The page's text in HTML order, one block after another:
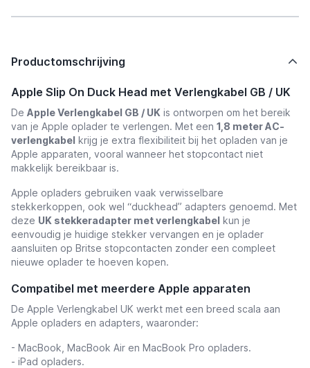
Productomschrijving
Apple Slip On Duck Head met Verlengkabel GB / UK
De Apple Verlengkabel GB / UK is ontworpen om het bereik
van je Apple oplader te verlengen. Met een 1,8 meter AC-
verlengkabel krijg je extra flexibiliteit bij het opladen van je
Apple apparaten, vooral wanneer het stopcontact niet
makkelijk bereikbaar is.
Apple opladers gebruiken vaak verwisselbare
stekkerkoppen, ook wel “duckhead” adapters genoemd. Met
deze UK stekkeradapter met verlengkabel kun je
eenvoudig je huidige stekker vervangen en je oplader
aansluiten op Britse stopcontacten zonder een compleet
nieuwe oplader te hoeven kopen.
Compatibel met meerdere Apple apparaten
De Apple Verlengkabel UK werkt met een breed scala aan
Apple opladers en adapters, waaronder:
- MacBook, MacBook Air en MacBook Pro opladers.
- iPad opladers.